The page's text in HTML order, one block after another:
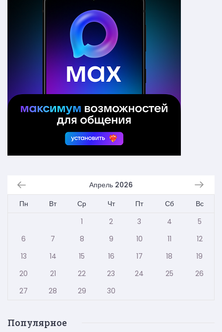
Апрель 2026
Пн
Вт Ср Чт Пт Сб
Вс
1
2 3 4
5
6
7 8 9 10 11
12
13
14 15 16 17 18
19
20
21 22 23 24 25
26
27
28 29 30
Популярное